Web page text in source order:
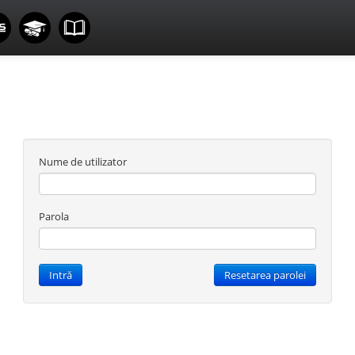
Nume de utilizator
Parola
Intră Resetarea parolei